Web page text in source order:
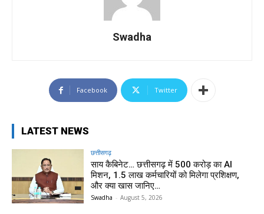
Swadha
Facebook Twitter
LATEST NEWS
छत्तीसगढ़
साय कैबिनेट… छत्तीसगढ़ में 500 करोड़ का AI
मिशन, 1.5 लाख कर्मचारियों को मिलेगा प्रशिक्षण,
और क्या खास जानिए…
Swadha - August 5, 2026